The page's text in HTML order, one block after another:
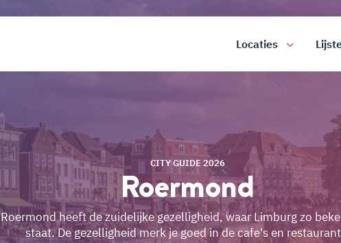
Locaties
CITY GUIDE 2026
Roermond
Roermond heeft de zuidelijke gezelligheid, waar Limburg zo
staat. De gezelligheid merk je goed in de cafe's en